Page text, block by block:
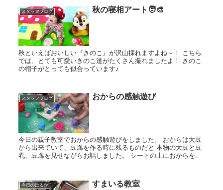
スタッフブログ 秋の寝相アート🧑‍🎨
秋といえばおいしい『きのこ』が沢山採れますよね～！ こちら
では、とても可愛いきのこ達がたくさん撮れましたよ！ きのこ
の帽子がとっても似合っています♪
スタッフブログ おからの感触遊び
今日の親子教室でおからの感触遊びをしました。 おからは大豆
から出来ていて、豆腐を作る時に残るものだと 本物の大豆と豆
乳、豆腐を見せながらお話しました。 シートの上におからを広
今日のはるか すまいる教室